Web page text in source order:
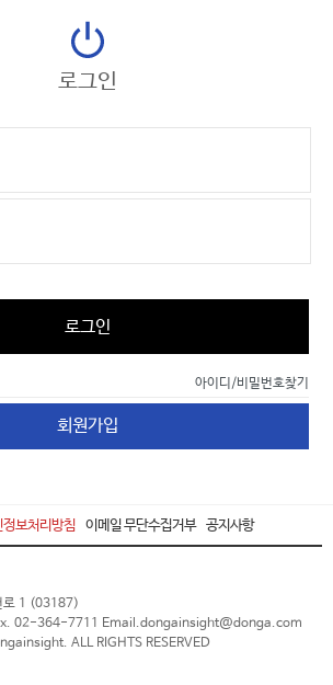
로그인
로그인
아이디/비밀번호찾기
회원가입
정보처리방침 이메일 무단수집거부 공지사항
로 1 (03187)
02-364-7711 Email.dongainsight@donga.com
ALL RIGHTS RESERVED